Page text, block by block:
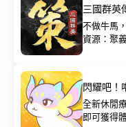
三國群英
不做牛馬
資源：聚
閃耀吧！
全新休閒
即可獲得